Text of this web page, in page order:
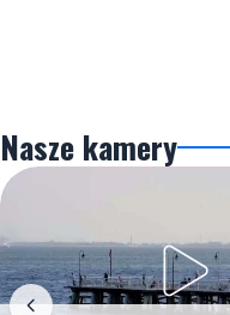
Nasze kamery